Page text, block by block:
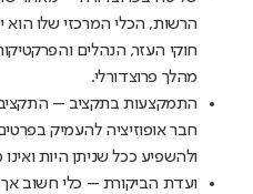
הרשות, הכלי המרכזי שלו
חוקי העזר, הנהלים
מהלך פרוצדורלי.
התמקצעות בתקציב –
חבר אופוזיציה להעמיק
ולהשפיע ככל שניתן היות
ועדת הביקורת – כלי חשוב